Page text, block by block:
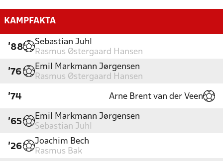
KAMPFAKTA
'88
Sebastian Juhl
Rasmus Østergaard Hansen
'76
Emil Markmann Jørgensen
Rasmus Østergaard Hansen
'74 Arne Brent van der Veen
'65
Emil Markmann Jørgensen
Sebastian Juhl
'26
Joachim Bech
Rasmus Bak